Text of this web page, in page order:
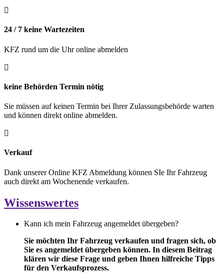
24 / 7 keine Wartezeiten
KFZ rund um die Uhr online abmelden
keine Behörden Termin nötig
Sie müssen auf keinen Termin bei Ihrer Zulassungsbehörde warten
und können direkt online abmelden.
Verkauf
Dank unserer Online KFZ Abmeldung können SIe Ihr Fahrzeug
auch direkt am Wochenende verkaufen.
Wissenswertes
Kann ich mein Fahrzeug angemeldet übergeben?
Sie möchten Ihr Fahrzeug verkaufen und fragen sich, ob
Sie es angemeldet übergeben können. In diesem Beitrag
klären wir diese Frage und geben Ihnen hilfreiche Tipps
für den Verkaufsprozess.